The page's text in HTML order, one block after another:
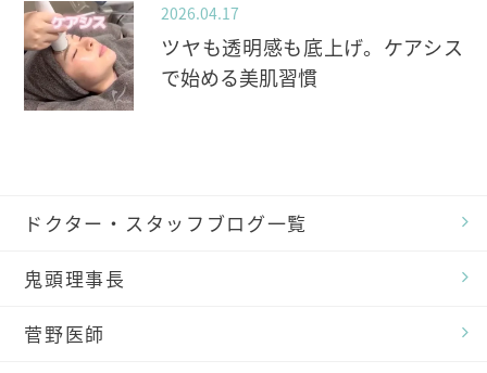
2026.04.17
ツヤも透明感も底上げ。ケアシス
で始める美肌習慣
ドクター・スタッフブログ一覧
鬼頭理事長
菅野医師